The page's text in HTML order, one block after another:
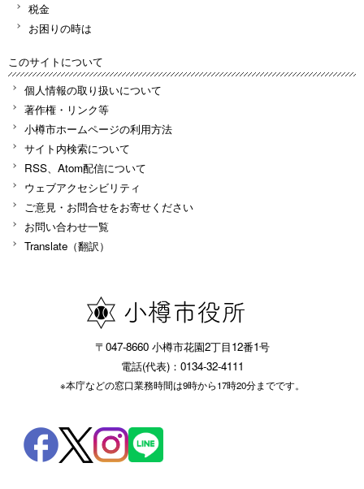
税金
お困りの時は
このサイトについて
個人情報の取り扱いについて
著作権・リンク等
小樽市ホームページの利用方法
サイト内検索について
RSS、Atom配信について
ウェブアクセシビリティ
ご意見・お問合せをお寄せください
お問い合わせ一覧
Translate（翻訳）
〒047-8660 小樽市花園2丁目12番1号
電話(代表)：0134-32-4111
※本庁などの窓口業務時間は9時から17時20分までです。